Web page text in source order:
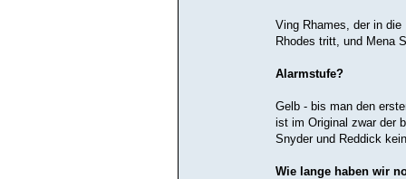
Ving Rhames, der in
Rhodes tritt, und Mena
Alarmstufe?
Gelb - bis man den
ist im Original zwar der
Snyder und Reddick
Wie lange haben wir